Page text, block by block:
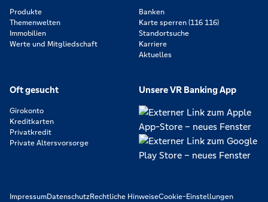
Produkte
Themenwelten
Immobilien
Werte und Mitgliedschaft
Banken
Karte sperren (116 116)
Standortsuche
Karriere
Aktuelles
Oft gesucht
Girokonto
Kreditkarten
Privatkredit
Private Altersvorsorge
Unsere VR Banking App
ImpressumDatenschutzRechtliche HinweiseCookie-Einstellungen